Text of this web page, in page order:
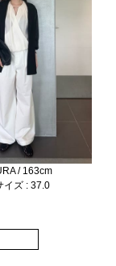
/ 163cm
イズ : 37.0